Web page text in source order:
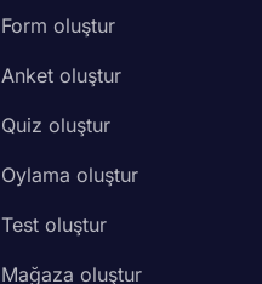
Form oluştur
Anket oluştur
Quiz oluştur
Oylama oluştur
Test oluştur
Mağaza oluştur